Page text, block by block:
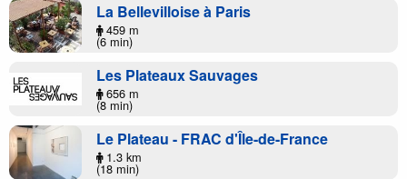
La Bellevilloise à Paris
459 m
(6 min)
Les Plateaux Sauvages
656 m
(8 min)
Le Plateau - FRAC d'Île-de-France
1.3 km
(18 min)